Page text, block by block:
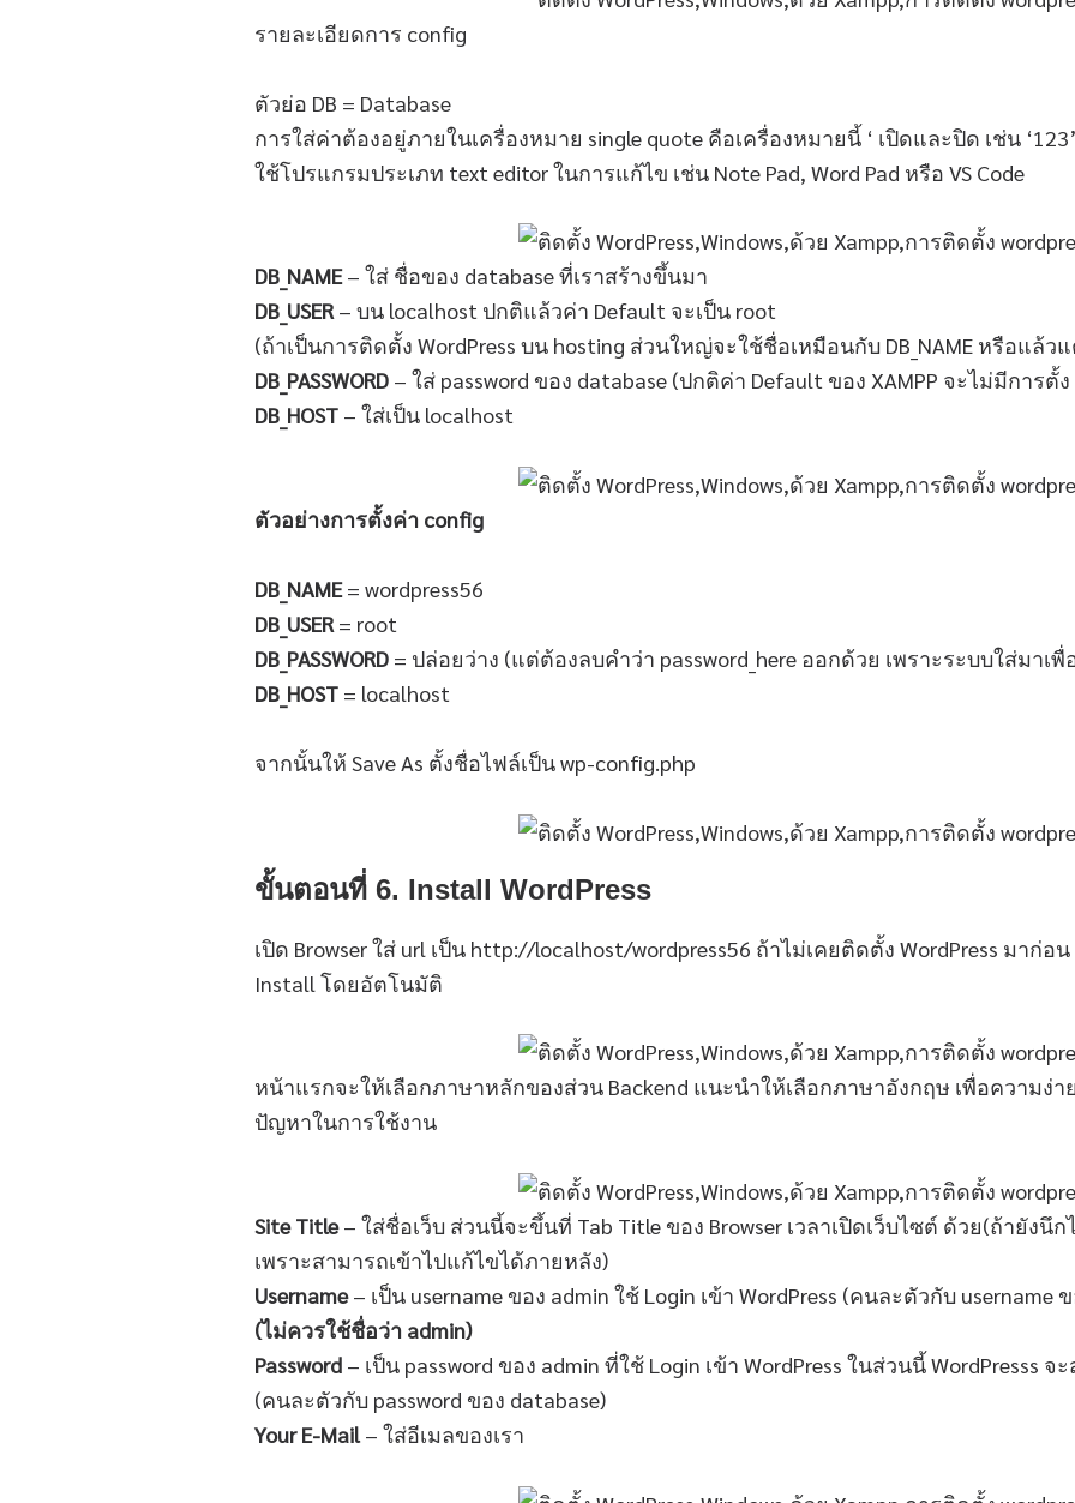
รายละเอียดการ config
ตัวย่อ DB = Database
การใส่ค่าต้องอยู่ภายในเครื่องหมาย single quote คือเครื่องหมายนี้ ‘ เปิดและปิด เช่น
ใช้โปรแกรมประเภท text editor ในการแก้ไข เช่น Note Pad, Word Pad หรือ VS Code
DB_NAME– ใส่ ชื่อของ database ที่เราสร้างขึ้นมา
DB_USER – บน localhost ปกติแล้วค่า Default จะเป็น root
(ถ้าเป็นการติดตั้ง WordPress บน hosting ส่วนใหญ่จะใช้ชื่อเหมือนกับ DB_NAME หรือแล้วแ
DB_PASSWORD – ใส่ password ของ database (ปกติค่า Default ของ XAMPP จะไม่มีการตั้ง
DB_HOST – ใส่เป็น localhost
ตัวอย่างการตั้งค่า config
DB_NAME= wordpress56
DB_USER = root
DB_PASSWORD = ปล่อยว่าง (แต่ต้องลบคำว่า password_here ออกด้วย เพราะระบบใส่มาเพื่
DB_HOST = localhost
จากนั้นให้ Save As ตั้งชื่อไฟล์เป็น wp-config.php
ขั้นตอนที่ 6. Install WordPress
เปิด Browser ใส่ url เป็น http://localhost/wordpress56 ถ้าไม่เคยติดตั้ง WordPress มาก่อ
Install โดยอัตโนมัติ
หน้าแรกจะให้เลือกภาษาหลักของส่วน Backend แนะนำให้เลือกภาษาอังกฤษ เพื่อความง่
ปัญหาในการใช้งาน
Site Title– ใส่ชื่อเว็บ ส่วนนี้จะขึ้นที่ Tab Title ของ Browser เวลาเปิดเว็บไซต์ ด้วย(ถ้ายังนึ
เพราะสามารถเข้าไปแก้ไขได้ภายหลัง)
Username– เป็น username ของ admin ใช้ Login เข้า WordPress (คนละตัวกับ username
(ไม่ควรใช้ชื่อว่า admin)
Password – เป็น password ของ admin ที่ใช้ Login เข้า WordPress ในส่วนนี้ WordPresss
(คนละตัวกับ password ของ database)
Your E-Mail– ใส่อีเมลของเรา